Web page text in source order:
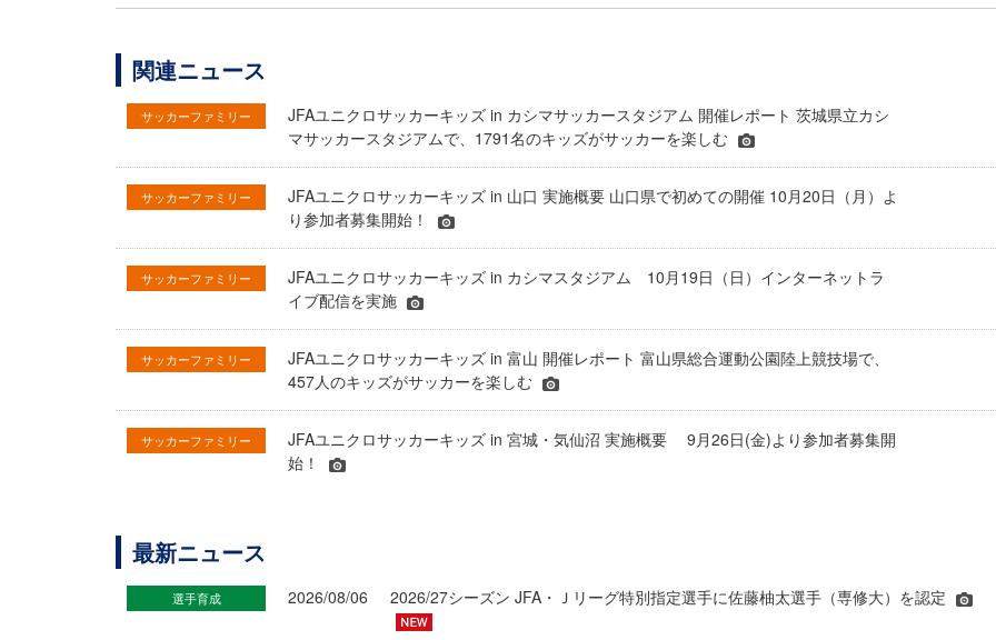
関連ニュース
サッカーファミリー
JFAユニクロサッカーキッズ in カシマサッカースタジアム 開催レポート 茨城県立カシ
マサッカースタジアムで、1791名のキッズがサッカーを楽しむ
サッカーファミリー
JFAユニクロサッカーキッズ in 山口 実施概要 山口県で初めての開催 10月20日（月）よ
り参加者募集開始！
サッカーファミリー
JFAユニクロサッカーキッズ in カシマスタジアム 10月19日（日）インターネットラ
イブ配信を実施
サッカーファミリー
JFAユニクロサッカーキッズ in 富山 開催レポート 富山県総合運動公園陸上競技場で、
457人のキッズがサッカーを楽しむ
サッカーファミリー
JFAユニクロサッカーキッズ in 宮城・気仙沼 実施概要 9月26日(金)より参加者募集開
始！
最新ニュース
選手育成 2026/08/06 2026/27シーズン JFA・Ｊリーグ特別指定選手に佐藤柚太選手（専修大）を認定